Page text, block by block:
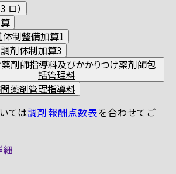
ロ）
体制整備加算1
剤体制加算3
剤師指導料及びかかりつけ薬剤師包
括管理料
薬剤管理指導料
ては調剤報酬点数表を合わせてご
細